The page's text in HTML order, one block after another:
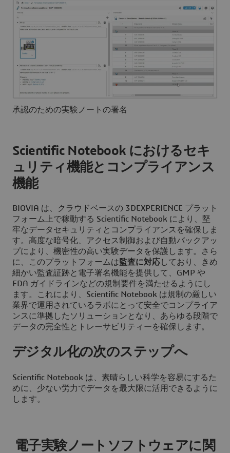
承認のための実験ノートの署名
Scientific Notebook におけるセキ
ュリティ機能とコンプライアンス
機能
BIOVIA は、クラウドベースの 3DEXPERIENCE プラット
フォーム上で稼動する Scientific Notebook により、堅
牢なデータセキュリティとコンプライアンスを確保しま
す。高度な暗号化、アクセス制御および自動バックアッ
プにより、機密性の高い実験データを保護します。さら
に、このプラットフォームは監査に対応 しており、きめ
細かい監査証跡と電子署名機能を提供して、GMP や
FDA ガイドラインなどの規制要件を満たせるようにし
ます。これにより、Scientific Notebook は規制の厳しい
業界で運用されているラボにとって安全でコンプライア
ンスに準拠したソリューションとなり、あらゆる段階で
データの完全性とトレーサビリティーを確保します。
デジタル化の次のステップへ
Scientific Notebook は、素晴らしい科学を容易にするた
めに、少ない労力でデータを最大限に活用できるように
します。
電子実験ノートソフトウェアに関